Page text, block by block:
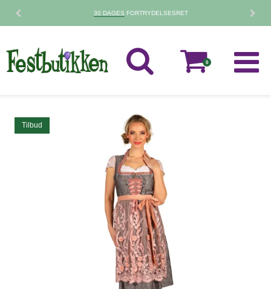
30 DAGES FORTRYDELSESRET
0
Tilbud